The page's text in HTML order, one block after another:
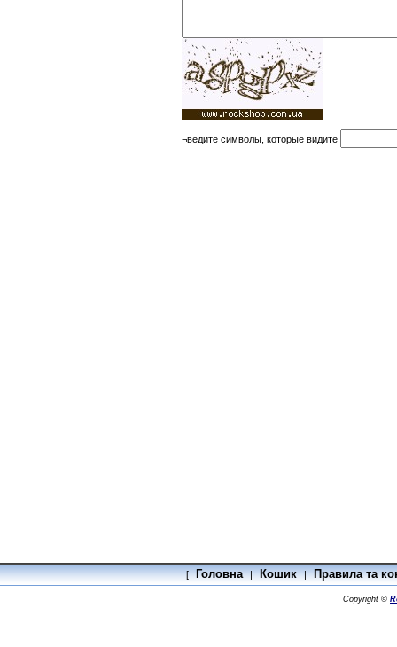
¬ведите символы, которые видите
[ Головна | Кошик | Правила та
Copyright ©